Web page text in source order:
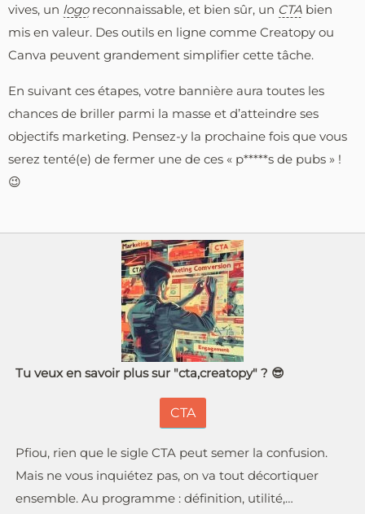
vives, un logoreconnaissable, et bien sûr, un CTA bien
mis en valeur. Des outils en ligne comme Creatopy ou
Canva peuvent grandement simplifier cette tâche.
En suivant ces étapes, votre bannière aura toutes les
chances de briller parmi la masse et d’atteindre ses
objectifs marketing. Pensez-y la prochaine fois que vous
serez tenté(e) de fermer une de ces « p*****s de pubs » !
😉
Tu veux en savoir plus sur "cta,creatopy" ? 😎
CTA
Pfiou, rien que le sigle CTA peut semer la confusion.
Mais ne vous inquiétez pas, on va tout décortiquer
ensemble. Au programme : définition, utilité,…